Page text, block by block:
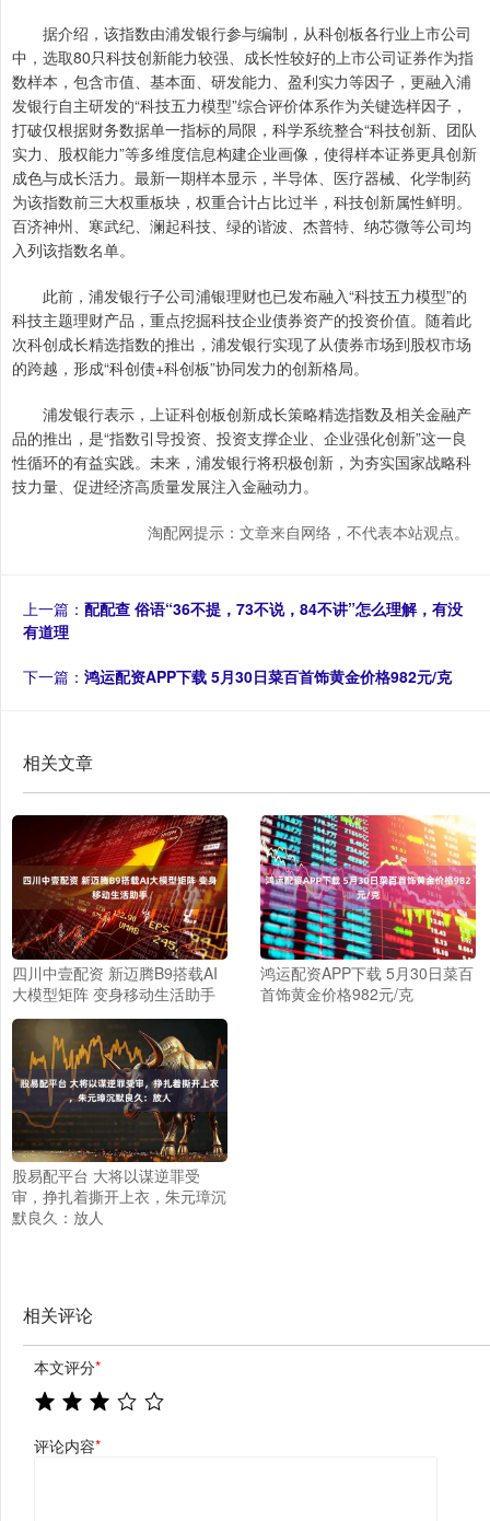
据介绍，该指数由浦发银行参与编制，从科创板各行业上市公司
中，选取80只科技创新能力较强、成长性较好的上市公司证券作为指
数样本，包含市值、基本面、研发能力、盈利实力等因子，更融入浦
发银行自主研发的“科技五力模型”综合评价体系作为关键选样因子，
打破仅根据财务数据单一指标的局限，科学系统整合“科技创新、团队
实力、股权能力”等多维度信息构建企业画像，使得样本证券更具创新
成色与成长活力。最新一期样本显示，半导体、医疗器械、化学制药
为该指数前三大权重板块，权重合计占比过半，科技创新属性鲜明。
百济神州、寒武纪、澜起科技、绿的谐波、杰普特、纳芯微等公司均
入列该指数名单。
此前，浦发银行子公司浦银理财也已发布融入“科技五力模型”的
科技主题理财产品，重点挖掘科技企业债券资产的投资价值。随着此
次科创成长精选指数的推出，浦发银行实现了从债券市场到股权市场
的跨越，形成“科创债+科创板”协同发力的创新格局。
浦发银行表示，上证科创板创新成长策略精选指数及相关金融产
品的推出，是“指数引导投资、投资支撑企业、企业强化创新”这一良
性循环的有益实践。未来，浦发银行将积极创新，为夯实国家战略科
技力量、促进经济高质量发展注入金融动力。
淘配网提示：文章来自网络，不代表本站观点。
上一篇： 配配查 俗语“36不提，73不说，84不讲”怎么理解，有没
有道理
下一篇： 鸿运配资APP下载 5月30日菜百首饰黄金价格982元/克
相关文章
四川中壹配资 新迈腾B9搭载AI
大模型矩阵 变身移动生活助手
鸿运配资APP下载 5月30日菜百
首饰黄金价格982元/克
股易配平台 大将以谋逆罪受
审，挣扎着撕开上衣，朱元璋沉
默良久：放人
相关评论
本文评分*
评论内容*